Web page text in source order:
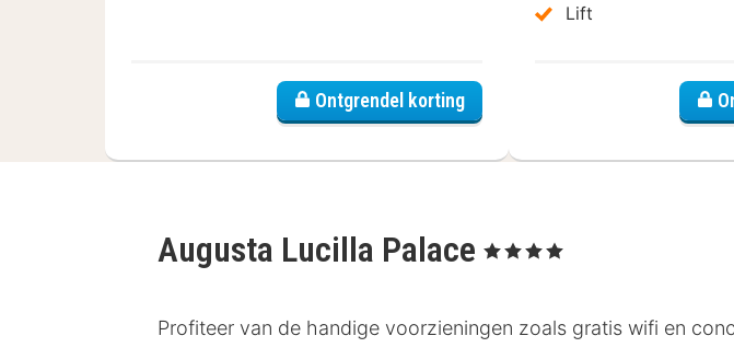
Ontgrendel korting
Lift
Augusta Lucilla Palace , 4 Sterren
Profiteer van de handige voorzieningen zoals gratis wifi en